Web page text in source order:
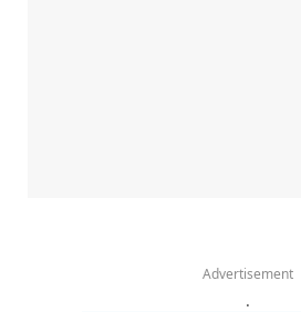
Advertisement
.